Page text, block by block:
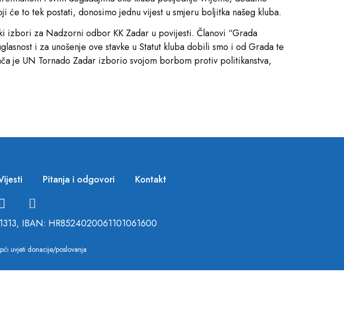
to tek postati, donosimo jednu vijest u smjeru boljitka našeg kluba.
izbori za Nadzorni odbor KK Zadar u povijesti. Članovi “Grada
i za unošenje ove stavke u Statut kluba dobili smo i od Grada te
je UN Tornado Zadar izborio svojom borbom protiv politikanstva,
Pitanja i odgovori Kontakt
IBAN: HR8524020061101061600
uvjeti donacije/poslovanja